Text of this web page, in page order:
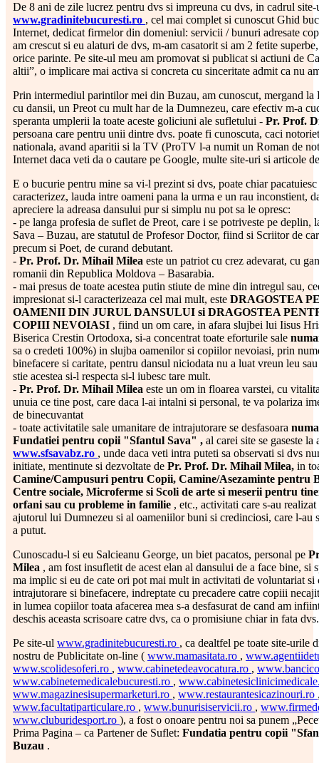
De 8 ani de zile lucrez pentru dvs si impreuna cu dvs, in cadrul
www.gradinitebucuresti.ro , cel mai complet si cunoscut Ghid
Internet, dedicat firmelor din domeniul: servicii / bunuri adresate
am crescut si eu alaturi de dvs, m-am casatorit si am 2 fetite
orice parinte. Pe site-ul meu am promovat si publicat si actiuni de
altii”, o implicare mai activa si concreta cu sinceritate admit ca nu
Prin intermediul parintilor mei din Buzau, am cunoscut, mergand la
cu dansii, un Preot cu mult har de la Dumnezeu, care efectiv m-a
speranta umplerii la toate aceste goliciuni ale sufletului - Pr. Prof.
persoana care pentru unii dintre dvs. poate fi cunoscuta, caci
nationala, avand aparitii si la TV (ProTV l-a numit un Roman de
Internet daca veti da o cautare pe Google, multe site-uri si articole
E o bucurie pentru mine sa vi-l prezint si dvs, poate chiar
caracterizez, lauda intre oameni pana la urma e un rau inconstient,
apreciere la adreasa dansului pur si simplu nu pot sa le opresc:
- pe langa profesia de suflet de Preot, care i se potriveste pe deplin,
Sava – Buzau, are statutul de Profesor Doctor, fiind si Scriitor de
precum si Poet, de curand debutant.
- Pr. Prof. Dr. Mihail Milea este un patriot cu crez adevarat, cu
romanii din Republica Moldova – Basarabia.
- mai presus de toate acestea putin stiute de mine din intregul sau,
impresionat si-l caracterizeaza cel mai mult, este DRAGOSTEA
OAMENII DIN JURUL DANSULUI si DRAGOSTEA
COPIII NEVOIASI , fiind un om care, in afara slujbei lui Iisus
Biserica Crestin Ortodoxa, si-a concentrat toate eforturile sale
sa o credeti 100%) in slujba oamenilor si copiilor nevoiasi, prin
binefacere si caritate, pentru dansul niciodata nu a luat vreun leu
stie acestea si-l respecta si-l iubesc tare mult.
- Pr. Prof. Dr. Mihail Milea este un om in floarea varstei, cu
unuia ce tine post, care daca l-ai intalni si personal, te va polariza
de binecuvantat
- toate activitatile sale umanitare de intrajutorare se desfasoara
Fundatiei pentru copii "Sfantul Sava" , al carei site se gaseste la
www.sfsavabz.ro , unde daca veti intra puteti sa observati si dvs
initiate, mentinute si dezvoltate de Pr. Prof. Dr. Mihail Milea, in
Camine/Campusuri pentru Copii, Camine/Asezaminte pentru
Centre sociale, Microferme si Scoli de arte si meserii pentru
orfani sau cu probleme in familie , etc., activitati care s-au
ajutorul lui Dumnezeu si al oameniilor buni si credinciosi, care l-au
a putut.
Cunoscadu-l si eu Salcieanu George, un biet pacatos, personal pe
Milea , am fost insufletit de acest elan al dansului de a face bine, si
ma implic si eu de cate ori pot mai mult in activitati de voluntariat si
intrajutorare si binefacere, indreptate cu precadere catre copiii
in lumea copiilor toata afacerea mea s-a desfasurat de cand am
deschis aceasta scrisoare catre dvs, ca o promisiune chiar in fata dvs.
Pe site-ul www.gradinitebucuresti.ro , ca dealtfel pe toate site-urile
nostru de Publicitate on-line ( www.mamasitata.ro ,
www.scolidesoferi.ro , www.cabinetedeavocatura.ro ,
www.cabinetemedicalebucuresti.ro ,
www.magazinesisupermarketuri.ro , www.restaurantesicazinouri.ro
www.facultatiparticulare.ro , www.bunurisiservicii.ro ,
www.cluburidesport.ro ), a fost o onoare pentru noi sa punem
Prima Pagina – ca Partener de Suflet: Fundatia pentru copii
Buzau .